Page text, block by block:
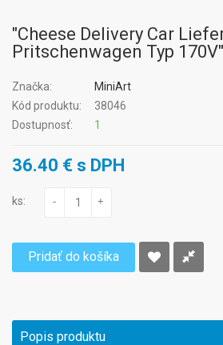
"Cheese Delivery Car
Pritschenwagen Typ 170V"
Značka:
MiniArt
Kód produktu:
38046
Dostupnosť:
1
36.40 € s DPH
ks: - +
Pridať do košíka
Popis produktu